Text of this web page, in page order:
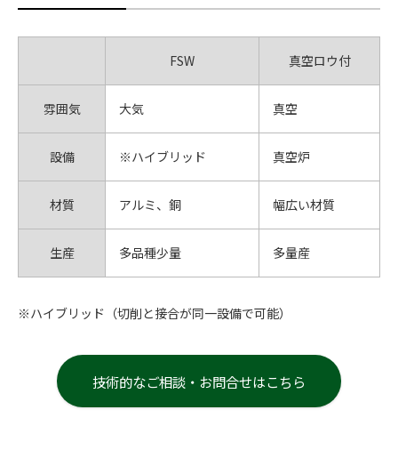
FSW 真空ロウ付
雰囲気 大気 真空
設備 ※ハイブリッド 真空炉
材質 アルミ、銅 幅広い材質
生産 多品種少量 多量産
※ハイブリッド（切削と接合が同一設備で可能）
技術的なご相談・お問合せはこちら